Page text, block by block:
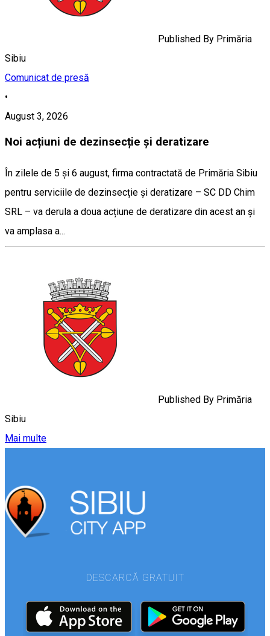
Published By Primăria
Sibiu
Comunicat de presă
•
August 3, 2026
Noi acțiuni de dezinsecție și deratizare
În zilele de 5 și 6 august, firma contractată de Primăria Sibiu
pentru serviciile de dezinsecție și deratizare – SC DD Chim
SRL – va derula a doua acțiune de deratizare din acest an și
va amplasa a...
Published By Primăria
Sibiu
Mai multe
DESCARCĂ GRATUIT